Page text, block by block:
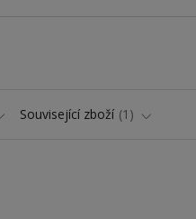
Související zboží 1